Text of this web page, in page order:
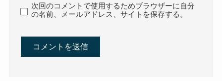
次回のコメントで使用するためブラウザーに自分
の名前、メールアドレス、サイトを保存する。